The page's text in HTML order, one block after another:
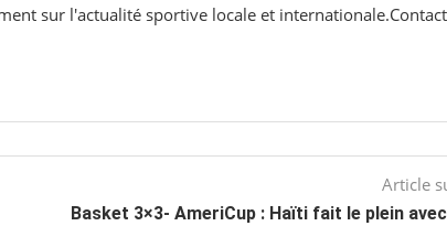
sur l'actualité sportive locale et
Article
Basket 3×3- AmeriCup : Haïti fait le plein